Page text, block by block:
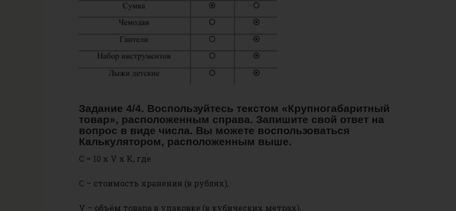
Задание 4/4. Воспользуйтесь текстом «Крупногабаритный
товар», расположенным справа. Запишите свой ответ на
вопрос в виде числа. Вы можете воспользоваться
Калькулятором, расположенным выше.
С = 10 х V х K, где
С – стоимость хранения (в рублях),
V – объём товара в упаковке (в кубических метрах),